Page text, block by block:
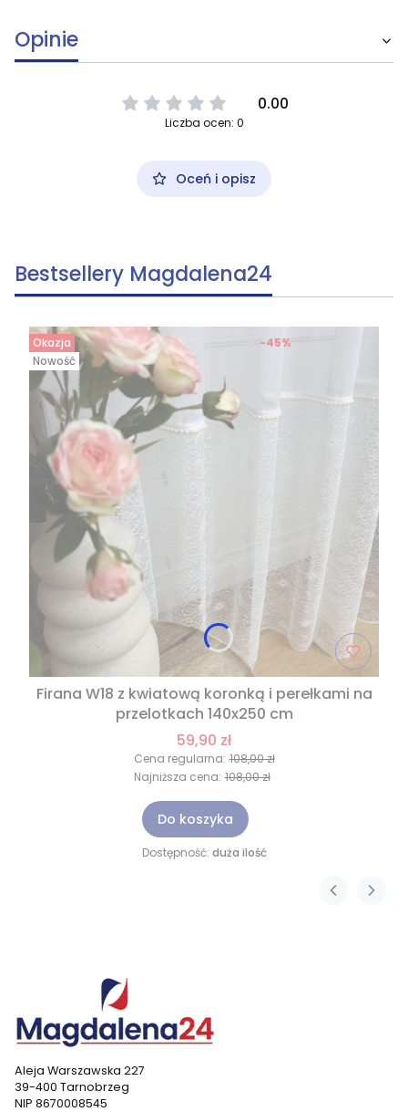
Opinie
0.00
Liczba ocen: 0
Oceń i opisz
Bestsellery Magdalena24
Okazja
Nowość
Firana W18 z kwiatową koronką i perełkami na
przelotkach 140x250 cm
59,90 zł
Cena regularna: 108,00 zł
-45%
Najniższa cena: 108,00 zł
Do koszyka
Dostępność: duża ilość
Aleja Warszawska 227
39-400 Tarnobrzeg
NIP 8670008545